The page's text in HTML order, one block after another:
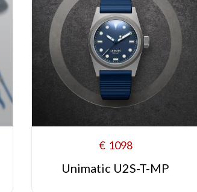
€ 1098
Unimatic U2S-T-MP